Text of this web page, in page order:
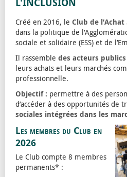
Créé en 2016, le Club de
dans la politique de
sociale et solidaire (ESS) et de
Il rassemble des acteurs
leurs achats et leurs marchés
professionnelle.
Objectif : permettre à des
d’accéder à des opportunités de
sociales intégrées dans les
Les membres du Club en
2026
Le Club compte 8 membres
permanents* :